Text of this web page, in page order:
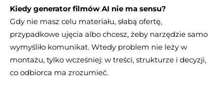
Kiedy generator filmów AI nie ma sensu?
Gdy nie masz celu materiału, słabą ofertę,
przypadkowe ujęcia albo chcesz, żeby narzędzie samo
wymyśliło komunikat. Wtedy problem nie leży w
montażu, tylko wcześniej: w treści, strukturze i decyzji,
co odbiorca ma zrozumieć.